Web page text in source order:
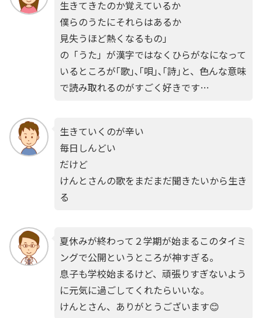
生きてきたのか覚えているか
僕らのうたにそれらはあるか
見失うほど熱くなるもの」
の「うた」が漢字ではなくひらがなになって
いるところが｢歌｣､｢唄｣､｢詩｣と、色んな意味
で読み取れるのがすごく好きです…
生きていくのが辛い
毎日しんどい
だけど
けんとさんの歌をまだまだ聞きたいから生き
る
夏休みが終わって２学期が始まるこのタイミ
ングで公開というところが神すぎる。
息子も学校始まるけど、頑張りすぎないよう
に元気に過ごしてくれたらいいな。
けんとさん、ありがとうございます😊